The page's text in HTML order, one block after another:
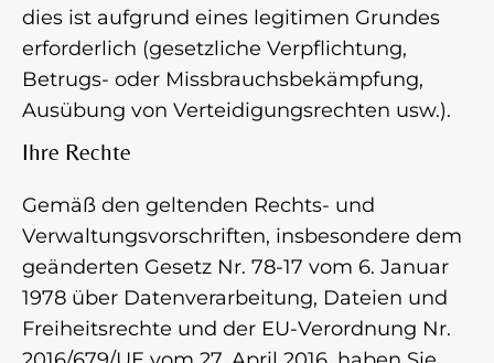
dies ist aufgrund eines legitimen Grundes
erforderlich (gesetzliche Verpflichtung,
Betrugs- oder Missbrauchsbekämpfung,
Ausübung von Verteidigungsrechten usw.).
Ihre Rechte
Gemäß den geltenden Rechts- und
Verwaltungsvorschriften, insbesondere dem
geänderten Gesetz Nr. 78-17 vom 6. Januar
1978 über Datenverarbeitung, Dateien und
Freiheitsrechte und der EU-Verordnung Nr.